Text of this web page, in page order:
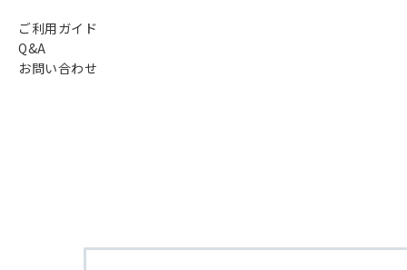
ご利用ガイド
Q&A
お問い合わせ